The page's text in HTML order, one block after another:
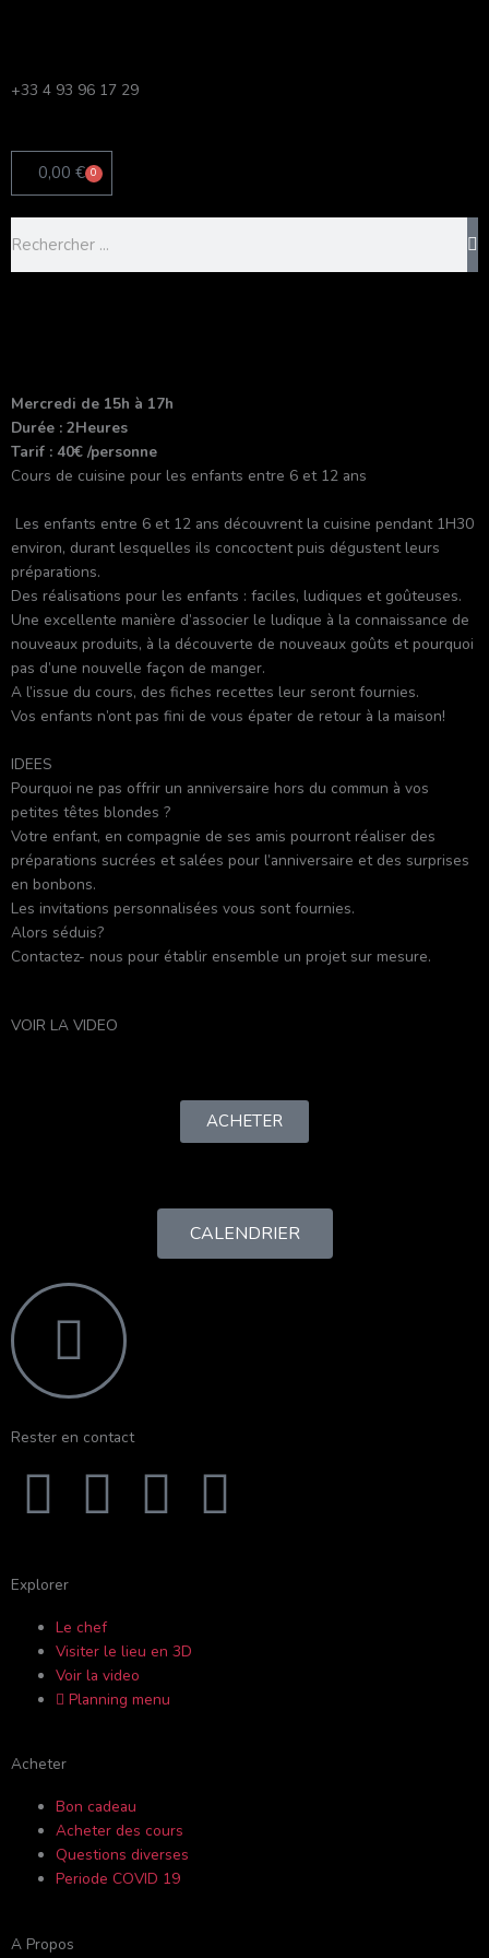
+33 4 93 96 17 29
0,00 € 0
Panier
Mercredi de 15h à 17h
Durée : 2Heures
Tarif : 40€ /personne
Cours de cuisine pour les enfants entre 6 et 12 ans
Les enfants entre 6 et 12 ans découvrent la cuisine pendant 1H30
environ, durant lesquelles ils concoctent puis dégustent leurs
préparations.
Des réalisations pour les enfants : faciles, ludiques et goûteuses.
Une excellente manière d’associer le ludique à la connaissance de
nouveaux produits, à la découverte de nouveaux goûts et pourquoi
pas d’une nouvelle façon de manger.
A l’issue du cours, des fiches recettes leur seront fournies.
Vos enfants n’ont pas fini de vous épater de retour à la maison!
IDEES
Pourquoi ne pas offrir un anniversaire hors du commun à vos
petites têtes blondes ?
Votre enfant, en compagnie de ses amis pourront réaliser des
préparations sucrées et salées pour l’anniversaire et des surprises
en bonbons.
Les invitations personnalisées vous sont fournies.
Alors séduis?
Contactez- nous pour établir ensemble un projet sur mesure.
VOIR LA VIDEO
ACHETER
CALENDRIER
Rester en contact
F
c
e
b
o
o
k
-
Y
u
t
u
e
I
t
a
r
a
T
Explorer
Le chef
Visiter le lieu en 3D
Voir la video
Planning menu
Acheter
Bon cadeau
Acheter des cours
Questions diverses
Periode COVID 19
A Propos